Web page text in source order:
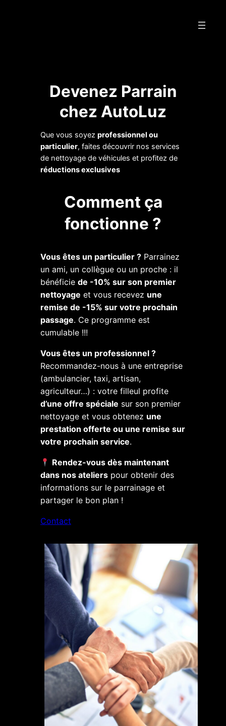
Devenez Parrain
chez AutoLuz
Que vous soyez professionnel ou
particulier, faites découvrir nos services
de nettoyage de véhicules et profitez de
réductions exclusives
Comment ça
fonctionne ?
Vous êtes un particulier ? Parrainez
un ami, un collègue ou un proche : il
bénéficie de -10% sur son premier
nettoyage et vous recevez une
remise de -15% sur votre prochain
passage. Ce programme est
cumulable !!!
Vous êtes un professionnel ?
Recommandez-nous à une entreprise
(ambulancier, taxi, artisan,
agriculteur…) : votre filleul profite
d’une offre spéciale sur son premier
nettoyage et vous obtenez une
prestation offerte ou une remise sur
votre prochain service.
Rendez-vous dès maintenant
dans nos ateliers pour obtenir des
informations sur le parrainage et
partager le bon plan !
Contact